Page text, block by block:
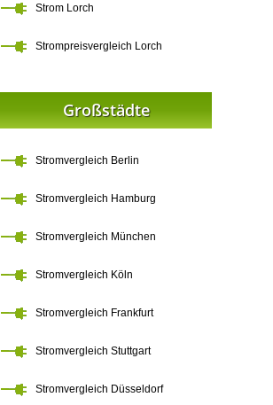
Strom Lorch
Strompreisvergleich Lorch
Großstädte
Stromvergleich Berlin
Stromvergleich Hamburg
Stromvergleich München
Stromvergleich Köln
Stromvergleich Frankfurt
Stromvergleich Stuttgart
Stromvergleich Düsseldorf